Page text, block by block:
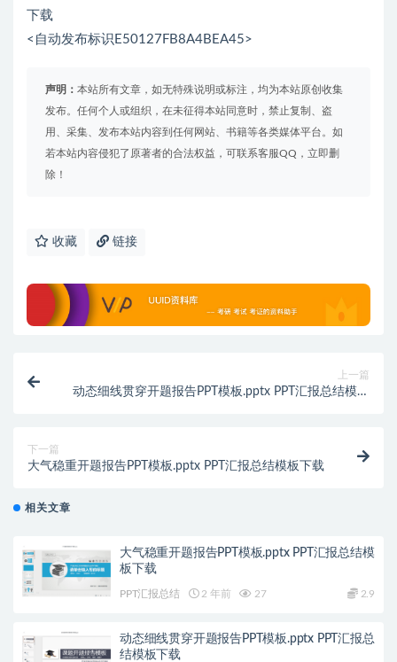
下载
<自动发布标识E50127FB8A4BEA45>
声明： 本站所有文章，如无特殊说明或标注，均为本站原创收集
发布。任何个人或组织，在未征得本站同意时，禁止复制、盗
用、采集、发布本站内容到任何网站、书籍等各类媒体平台。如
若本站内容侵犯了原著者的合法权益，可联系客服QQ，立即删
除！
收藏 链接
上一篇
动态细线贯穿开题报告PPT模板.pptx PPT汇报总结模板
下一篇
大气稳重开题报告PPT模板.pptx PPT汇报总结模板下载
相关文章
大气稳重开题报告PPT模板.pptx PPT汇报总结模
板下载
PPT汇报总结 2 年前 27 2.9
动态细线贯穿开题报告PPT模板.pptx PPT汇报总
结模板下载